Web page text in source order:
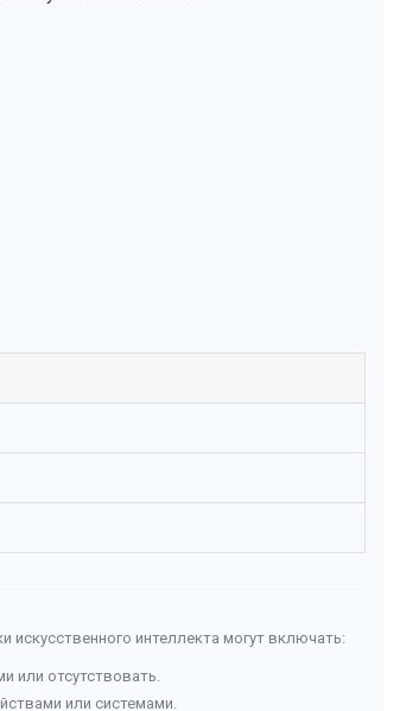
интеллекта могут включать:
или отсутствовать.
или системами.